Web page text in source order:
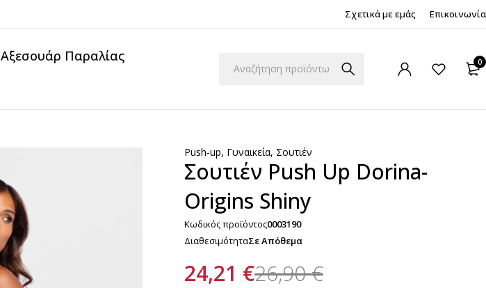
Σχετικά με εμάς Επικοινωνία
Αξεσουάρ Παραλίας
0
Push-up, Γυναικεία, Σουτιέν
Σουτιέν Push Up Dorina-
Origins Shiny
Κωδικός προϊόντος0003190
ΔιαθεσιμότηταΣε Απόθεμα
26,90€
24,21 €